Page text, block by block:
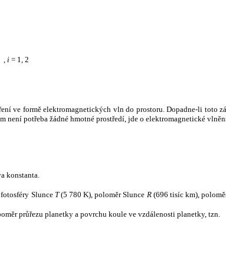
, i = 1, 2
ve formě elektromagnetických vln do prostoru. Dopadne-li toto
není potřeba žádné hmotné prostředí, jde o elektromagnetické
konstanta.
Slunce T(5 780 K), poloměr Slunce R(696 tisíc km),
průřezu planetky a povrchu koule ve vzdálenosti planetky, tzn.